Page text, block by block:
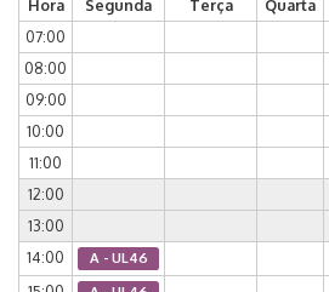
Hora Segunda Terça Quarta
07:00
08:00
09:00
10:00
11:00
12:00
13:00
14:00
A - UL46